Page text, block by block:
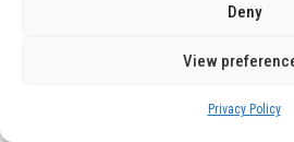
Deny
View
Privacy Policy